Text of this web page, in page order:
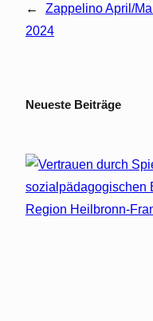
←
Zappelino April/
2024
Neueste Beiträge